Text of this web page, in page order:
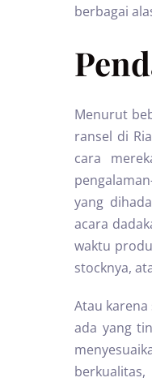
berbagai
Menurut
ransel di
cara
yang
acara
waktu
stocknya,
Atau
ada yang